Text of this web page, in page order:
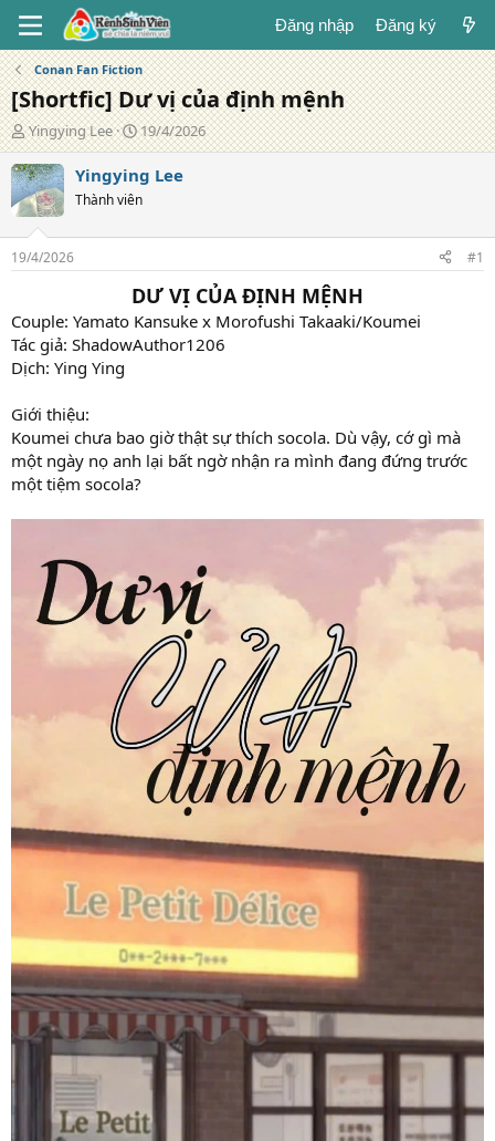
Đăng nhập Đăng ký
Conan Fan Fiction
[Shortfic] Dư vị của định mệnh
T
á
c
g
i
ả
Yingying Lee
N
g
à
y
đ
g
19/4/2026
Yingying Lee
Thành viên
19/4/2026 #1
DƯ VỊ CỦA ĐỊNH MỆNH
Couple: Yamato Kansuke x Morofushi Takaaki/Koumei
Tác giả: ShadowAuthor1206
Dịch: Ying Ying
Giới thiệu:
Koumei chưa bao giờ thật sự thích socola. Dù vậy, cớ gì mà
một ngày nọ anh lại bất ngờ nhận ra mình đang đứng trước
một tiệm socola?